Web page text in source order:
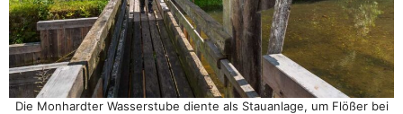
Die Monhardter Wasserstube diente als Stauanlage, um Flößer bei